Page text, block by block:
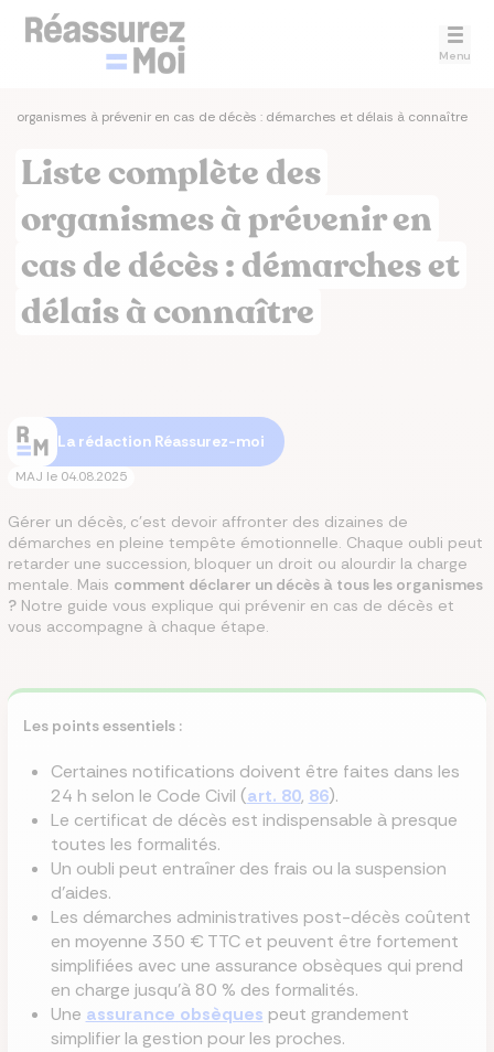
Menu
organismes à prévenir en cas de décès : démarches et délais à connaître
Liste complète des
organismes à prévenir en
cas de décès : démarches et
délais à connaître
La rédaction Réassurez-moi
MAJ le 04.08.2025
Gérer un décès, c’est devoir affronter des dizaines de
démarches en pleine tempête émotionnelle. Chaque oubli peut
retarder une succession, bloquer un droit ou alourdir la charge
mentale. Mais comment déclarer un décès à tous les organismes
? Notre guide vous explique qui prévenir en cas de décès et
vous accompagne à chaque étape.
Les points essentiels :
Certaines notifications doivent être faites dans les
24 h selon le Code Civil (art. 80, 86).
Le certificat de décès est indispensable à presque
toutes les formalités.
Un oubli peut entraîner des frais ou la suspension
d’aides.
Les démarches administratives post-décès coûtent
en moyenne 350 € TTC et peuvent être fortement
simplifiées avec une assurance obsèques qui prend
en charge jusqu’à 80 % des formalités.
Une assurance obsèques peut grandement
simplifier la gestion pour les proches.